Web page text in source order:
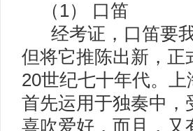
（1） 口笛
经考证，口笛要我
但将它推陈出新，正
20世纪七十年代。
首先运用于独奏中，
喜吹爱好，而且，又